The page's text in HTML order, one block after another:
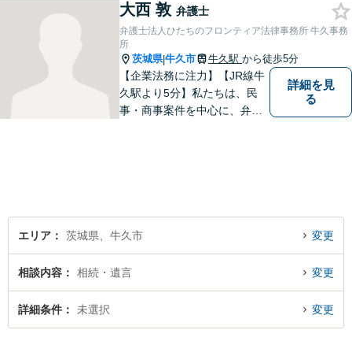
せるために安心の第一歩を踏
み出しましょう。お気軽にお
問い合わせください。
大西 敦 弁護士
弁護士法人ひたちのフロンティア法律事務所 牛久事務
所
茨城県|牛久市 牛久駅 から徒歩5分
【企業法務に注力】【JR線牛
久駅より5分】私たちは、民
事・商事案件を中心に、弁護
気軽にご相談ください。
詳細を見
る
エリア 茨城県、牛久市 変更
相談内容 相続・遺言 変更
詳細条件 未選択 変更